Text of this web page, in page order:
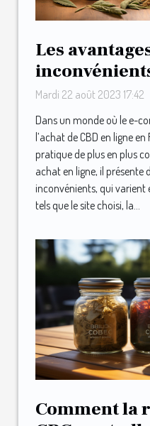
Les
CBD en ligne
Mardi 22 août 2023 17:42
Dans un monde où le e-
l’achat de CBD en ligne
pratique de plus en plus
achat en ligne, il présente
inconvénients, qui
tels que le site choisi, la...
Comment la